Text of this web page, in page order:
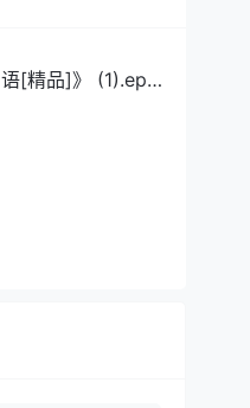
[精品]》 (1).epu